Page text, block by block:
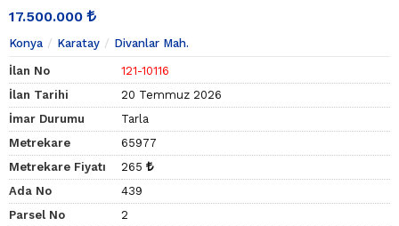
17.500.000
Konya Karatay Divanlar Mah.
İlan No
121-10116
İlan Tarihi
20 Temmuz 2026
İmar Durumu
Tarla
Metrekare
65977
Metrekare Fiyatı
265
Ada No
439
Parsel No
2